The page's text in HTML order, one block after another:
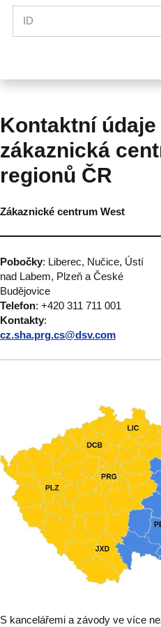
ID
Kontaktní údaje
zákaznická
regionů ČR
Zákaznické centrum West
Pobočky: Liberec, Nučice, Ústí
nad Labem, Plzeň a České
Budějovice
Telefon: +420 311 711 001
Kontakty:
cz.sha.prg.cs@dsv.com
S kancelářemi a závody ve více